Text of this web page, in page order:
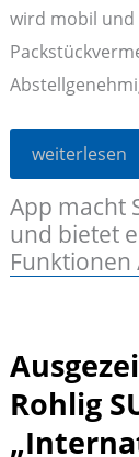
wird mobil und
bringt
ihr
Cepra
aufs
Mobilgerät
weiterlesen
App macht
und bietet
Rohlig